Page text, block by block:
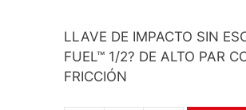
LLAVE DE IMPACTO SIN
FUEL™ 1/2? DE ALTO PAR
FRICCIÓN